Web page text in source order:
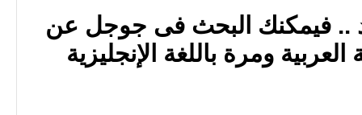
.. فيمكنك البحث فى جوجل عن
ومرة باللغة الإنجليزية